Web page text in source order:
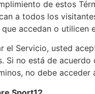
de estos
a todos los
accedan o utilicen
el Servicio, usted
Si no está de acuerdo
no debe acceder